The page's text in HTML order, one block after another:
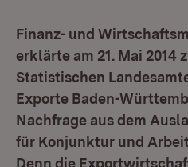
Finanz- und
erklärte am 21. Mai 2014
Statistischen
Exporte Baden-
Nachfrage aus dem
für Konjunktur und
Denn die